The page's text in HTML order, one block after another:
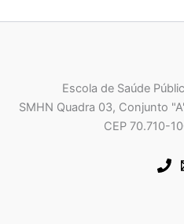
Escola de Saúde
SMHN Quadra 03, Conjunto
CEP 70.710-